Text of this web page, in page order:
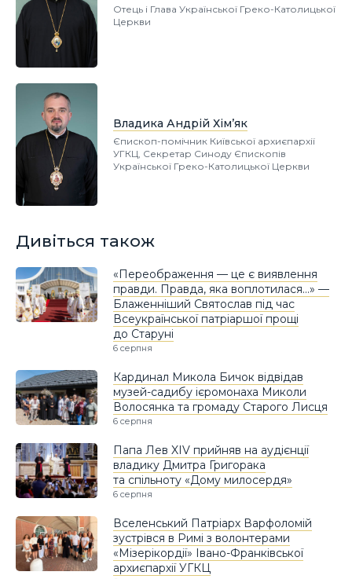
Отець і Глава Української Греко-Католицької
Церкви
Владика Андрій Хім’як
Єпископ-помічник Київської архиєпархії
УГКЦ, Секретар Синоду Єпископів
Української Греко-Католицької Церкви
Дивіться також
«Переображення — це є виявлення
правди. Правда, яка воплотилася…» —
Блаженніший Святослав під час
Всеукраїнської патріаршої прощі
до Старуні
6 серпня
Кардинал Микола Бичок відвідав
музей-садибу ієромонаха Миколи
Волосянка та громаду Старого Лисця
6 серпня
Папа Лев XIV прийняв на аудієнції
владику Дмитра Григорака
та спільноту «Дому милосердя»
6 серпня
Вселенський Патріарх Варфоломій
зустрівся в Римі з волонтерами
«Мізерікордії» Івано-Франківської
архиєпархії УГКЦ